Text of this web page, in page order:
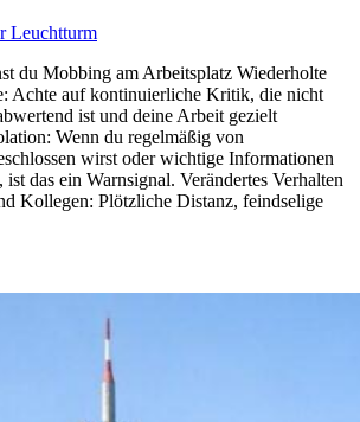
Leuchtturm
du Mobbing am Arbeitsplatz Wiederholte
Achte auf kontinuierliche Kritik, die nicht
ist und deine Arbeit gezielt
Wenn du regelmäßig von
wirst oder wichtige Informationen
das ein Warnsignal. Verändertes Verhalten
Kollegen: Plötzliche Distanz, feindselige